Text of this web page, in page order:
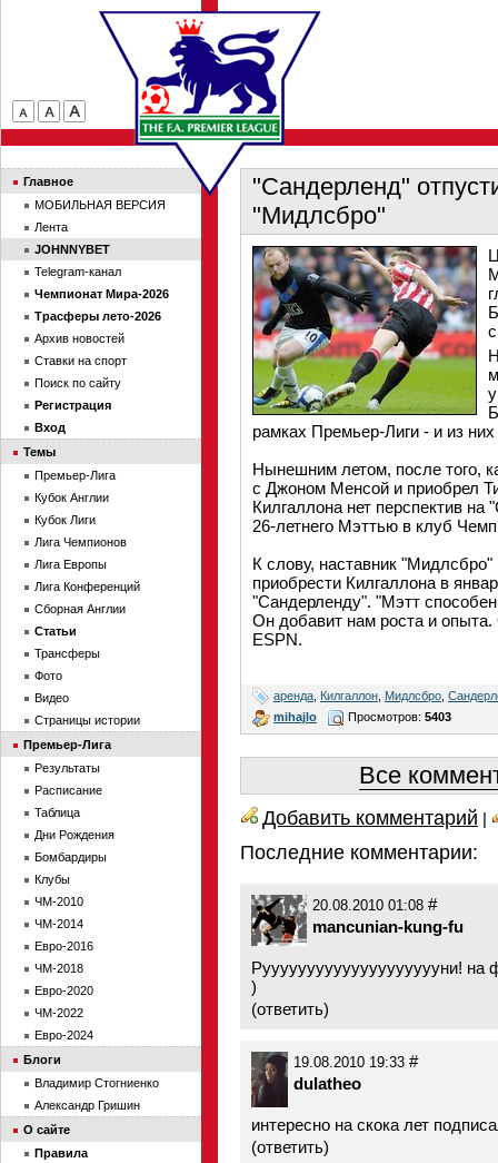
"Сандерленд"
"Мидлсбро"
рамках Премьер-Лиги - и из
Нынешним летом, после того,
с Джоном Менсой и приобрел
Килгаллона нет перспектив
26-летнего Мэттью в клуб
К слову, наставник
приобрести Килгаллона в
"Сандерленду". "Мэтт
Он добавит нам роста и опыта.
ESPN.
аренда Килгаллон Мидлсбро
mihajlo
Просмотров: 5403
Все
Добавить комментарий |
Последние комментарии:
20.08.2010 01:08 #
mancunian-kung-fu
Рууууууууууууууууууууни! на
)
(ответить)
19.08.2010 19:33 #
dulatheo
интересно на скока лет
(ответить)
Главное
МОБИЛЬНАЯ ВЕРСИЯ
Лента
JOHNNYBET
Telegram-канал
Чемпионат Мира-2026
Трасферы лето-2026
Архив новостей
Ставки на спорт
Поиск по сайту
Регистрация
Вход
Темы
Премьер-Лига
Кубок Англии
Кубок Лиги
Лига Чемпионов
Лига Европы
Лига Конференций
Сборная Англии
Статьи
Трансферы
Фото
Видео
Страницы истории
Премьер-Лига
Результаты
Расписание
Таблица
Дни Рождения
Бомбардиры
Клубы
ЧМ-2010
ЧМ-2014
Евро-2016
ЧМ-2018
Евро-2020
ЧМ-2022
Евро-2024
Блоги
Владимир Стогниенко
Александр Гришин
О сайте
Правила